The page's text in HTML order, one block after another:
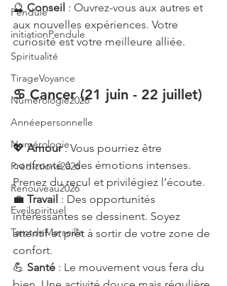
Pendule
initiationPendule
Spiritualité
TirageVoyance
Numérologie2026
Annéepersonnelle
Numérologie
Prédictions2026
Renouveau2026
Eveilspirituel
TarotdeMarseille
🔮 Conseil : Ouvrez-vous aux autres et
aux nouvelles expériences. Votre
curiosité est votre meilleure alliée.
♋ Cancer (21 juin - 22 juillet)
💖 Amour : Vous pourriez être
confronté à des émotions intenses.
Prenez du recul et privilégiez l’écoute.
💼 Travail : Des opportunités
intéressantes se dessinent. Soyez
attentif et prêt à sortir de votre zone de
confort.
💪 Santé : Le mouvement vous fera du